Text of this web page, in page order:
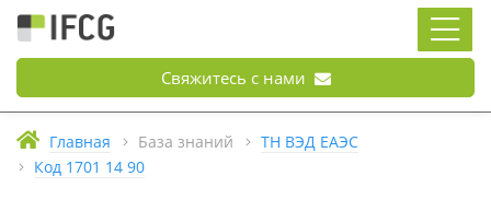
Свяжитесь с нами
Главная База знаний
ТН ВЭД ЕАЭС
Код 1701 14 90